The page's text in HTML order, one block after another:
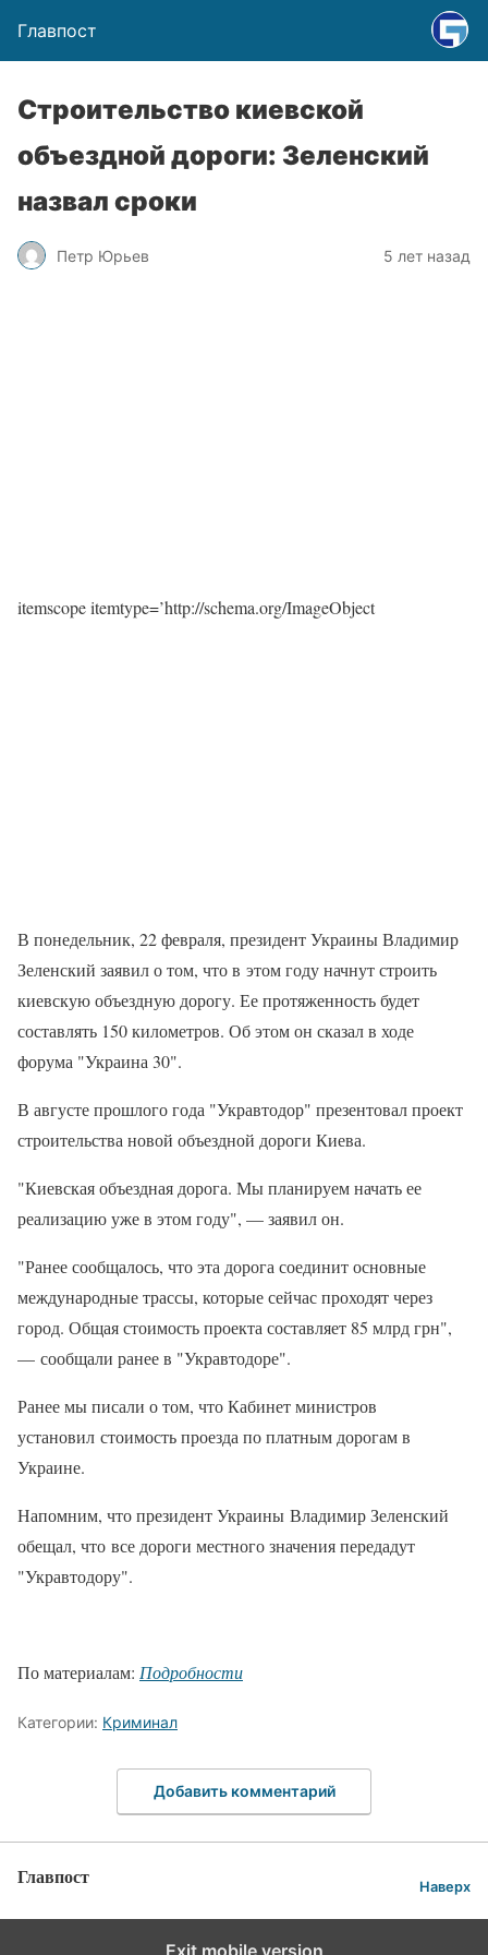
Главпост
Строительство киевской
объездной дороги: Зеленский
назвал сроки
Петр Юрьев 5 лет назад
itemscope itemtype=’http://schema.org/ImageObject
В понедельник, 22 февраля, президент Украины Владимир
Зеленский заявил о том, что в этом году начнут строить
киевскую объездную дорогу. Ее протяженность будет
составлять 150 километров. Об этом он сказал в ходе
форума "Украина 30".
В августе прошлого года "Укравтодор" презентовал проект
строительства новой объездной дороги Киева.
"Киевская объездная дорога. Мы планируем начать ее
реализацию уже в этом году", — заявил он.
"Ранее сообщалось, что эта дорога соединит основные
международные трассы, которые сейчас проходят через
город. Общая стоимость проекта составляет 85 млрд грн",
— сообщали ранее в "Укравтодоре".
Ранее мы писали о том, что Кабинет министров
установил стоимость проезда по платным дорогам в
Украине.
Напомним, что президент Украины Владимир Зеленский
обещал, что все дороги местного значения передадут
"Укравтодору".
По материалам: Подробности
Категории: Криминал
Добавить комментарий
Главпост Наверх
Exit mobile version